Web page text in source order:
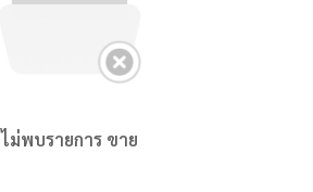
ไม่พบรายการ ขาย